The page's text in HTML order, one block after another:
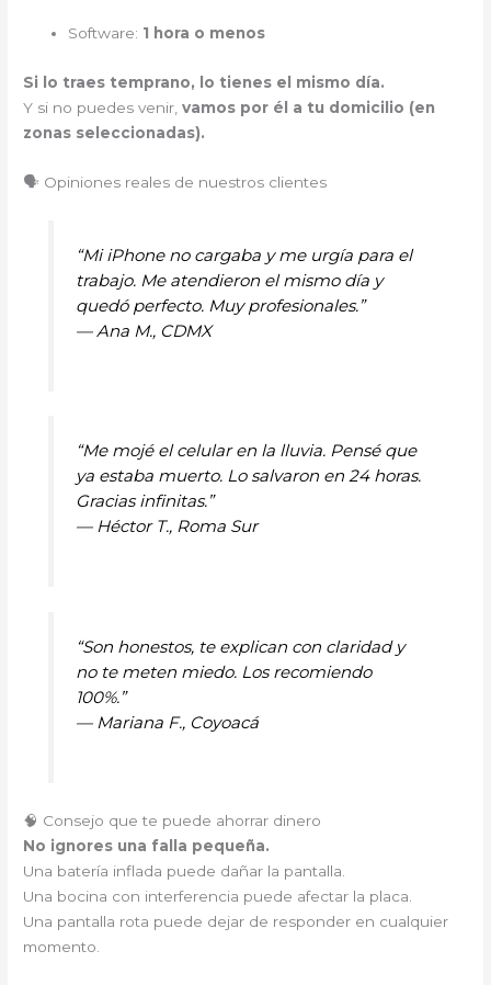
Software: 1 hora o menos
Si lo traes temprano, lo tienes el mismo día.
Y si no puedes venir,vamos por él a tu domicilio (en
zonas seleccionadas).
🗣️ Opiniones reales de nuestros clientes
“Mi iPhone no cargaba y me urgía para el
trabajo. Me atendieron el mismo día y
quedó perfecto. Muy profesionales.”
— Ana M., CDMX
“Me mojé el celular en la lluvia. Pensé que
ya estaba muerto. Lo salvaron en 24 horas.
Gracias infinitas.”
— Héctor T., Roma Sur
“Son honestos, te explican con claridad y
no te meten miedo. Los recomiendo
100%.”
— Mariana F., Coyoacá
🧠 Consejo que te puede ahorrar dinero
No ignores una falla pequeña.
Una batería inflada puede dañar la pantalla.
Una bocina con interferencia puede afectar la placa.
Una pantalla rota puede dejar de responder en cualquier
momento.